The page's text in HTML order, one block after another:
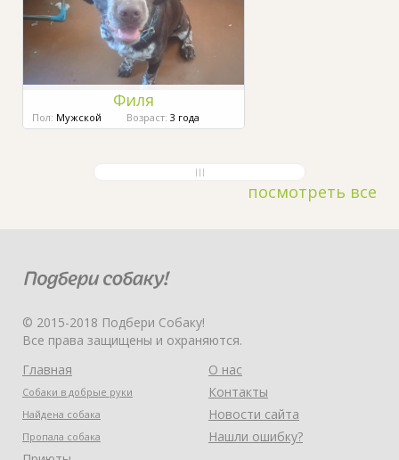
Филя
Пол: Мужской Возраст: 3 года
посмотреть все
© 2015-2018 Подбери Собаку!
Все права защищены и охраняются.
Главная
Собаки в добрые руки
Найдена собака
Пропала собака
О нас
Контакты
Новости сайта
Нашли ошибку?